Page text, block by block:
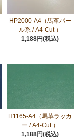
HP2000-A4（馬革パー
ル系 / A4-Cut ）
1,188円(税込)
H1165-A4（馬革ラッカ
ー / A4-Cut ）
1,188円(税込)